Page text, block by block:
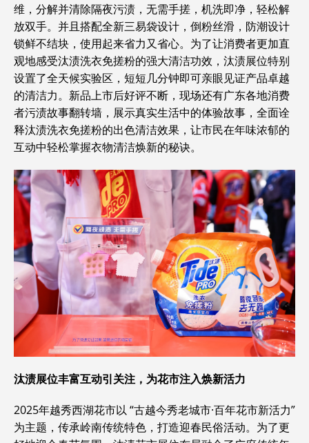
维，分解并清除隔夜污渍，无需手搓，机洗即净，轻松解
放双手。并且搭配全新三易袋设计，倒粉丝滑，防潮设计
锁鲜不结块，使用起来省力又省心。为了让消费者更加直
观地感受汰渍洗衣免搓粉的强大清洁功效，汰渍展位特别
设置了全天候实验区，短短几分钟即可亲眼见证产品卓越
的清洁力。新品上市后好评不断，现场还有广东各地消费
者污渍故事翻转墙，展示真实生活中的体验故事，全面诠
释汰渍洗衣免搓粉的出色清洁效果，让市民在年味浓郁的
互动中轻松掌握衣物清洁焕新的秘诀。
汰渍展位丰富互动引关注，为花市注入焕新活力
2025年越秀西湖花市以 “古越今秀老城市·百年花市新活力”
为主题，传承岭南传统特色，打造迎春民俗活动。为了更